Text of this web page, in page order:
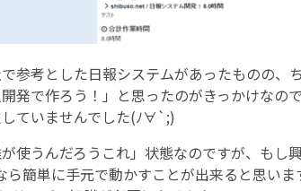
参考とした日報システムがあったものの、
発で作ろう！」と思ったのがきっかけなの
していませんでした(ﾉ∀`;)
使うんだろうこれ」状態なのですが、もし
ら簡単に手元で動かすことが出来ると思い